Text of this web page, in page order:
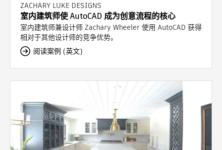
ZACHARY LUKE DESIGNS
室内建筑师使 AutoCAD 成为创意流程的核心
室内建筑师兼设计师 Zachary Wheeler 使用 AutoCAD 获得
相对于其他设计师的竞争优势。
阅读案例 (英文)